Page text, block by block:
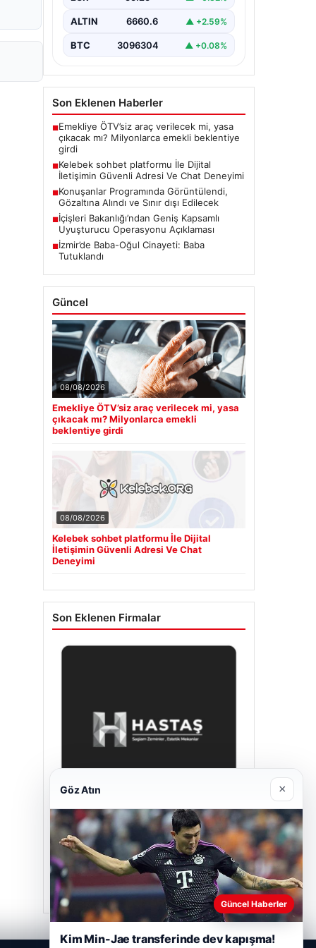
bir biçimde irtibat kurması ciddi bir
birçok…
ALTIN 6660.6 ▲ +2.59%
BTC 3096304 ▲ +0.08%
Son Eklenen Haberler
■Emekliye ÖTV’siz araç verilecek mi, yasa
çıkacak mı? Milyonlarca emekli beklentiye
girdi
■Kelebek sohbet platformu İle Dijital
İletişimin Güvenli Adresi Ve Chat Deneyimi
■Konuşanlar Programında Görüntülendi,
Gözaltına Alındı ve Sınır dışı Edilecek
■İçişleri Bakanlığı’ndan Geniş Kapsamlı
Uyuşturucu Operasyonu Açıklaması
■İzmir’de Baba-Oğul Cinayeti: Baba
Tutuklandı
Güncel
08/08/2026
Emekliye ÖTV’siz araç verilecek mi, yasa
çıkacak mı? Milyonlarca emekli
beklentiye girdi
08/08/2026
Kelebek sohbet platformu İle Dijital
İletişimin Güvenli Adresi Ve Chat
Deneyimi
Son Eklenen Firmalar
Hastaş Beton
05/26/2026
Göz Atın ×
Güncel Haberler
Kim Min-Jae transferinde dev kapışma!